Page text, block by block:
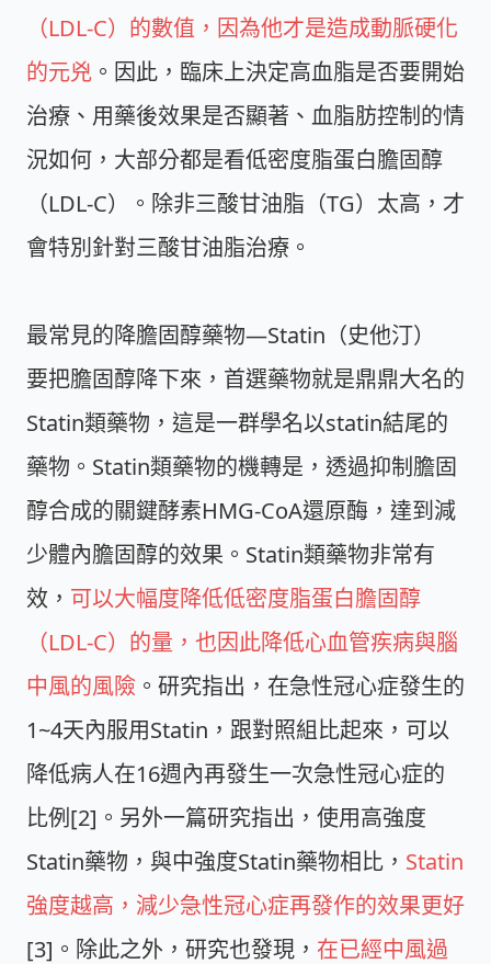
（LDL-C）的數值，因為他才是造成動脈硬化
的元兇 。因此，臨床上決定高血脂是否要開始
治療、用藥後效果是否顯著、血脂肪控制的情
況如何，大部分都是看低密度脂蛋白膽固醇
（LDL-C）。除非三酸甘油脂（TG）太高，才
會特別針對三酸甘油脂治療。
最常見的降膽固醇藥物—Statin（史他汀）
要把膽固醇降下來，首選藥物就是鼎鼎大名的
Statin類藥物，這是一群學名以statin結尾的
藥物。Statin類藥物的機轉是，透過抑制膽固
醇合成的關鍵酵素HMG-CoA還原酶，達到減
少體內膽固醇的效果。Statin類藥物非常有
效， 可以大幅度降低低密度脂蛋白膽固醇
（LDL-C）的量，也因此降低心血管疾病與腦
中風的風險 。研究指出，在急性冠心症發生的
1~4天內服用Statin，跟對照組比起來，可以
降低病人在16週內再發生一次急性冠心症的
比例[2]。另外一篇研究指出，使用高強度
Statin藥物，與中強度Statin藥物相比， Statin
強度越高，減少急性冠心症再發作的效果更好
[3]。除此之外，研究也發現， 在已經中風過